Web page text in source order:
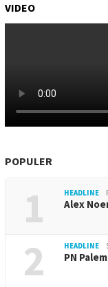
VIDEO
POPULER
1 HEADLINE
Alex
2 HEADLINE
PN